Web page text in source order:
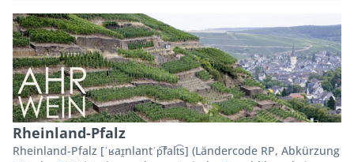
Rheinland-Pfalz
Rheinland-Pfalz [ˈʁaɪ̯nlantˈp͡falt͡s] (Ländercode RP, Abkürzung